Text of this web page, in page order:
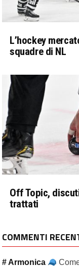
L’hockey
squadre di NL
Off Topic,
trattati
COMMENTI
# Armonica